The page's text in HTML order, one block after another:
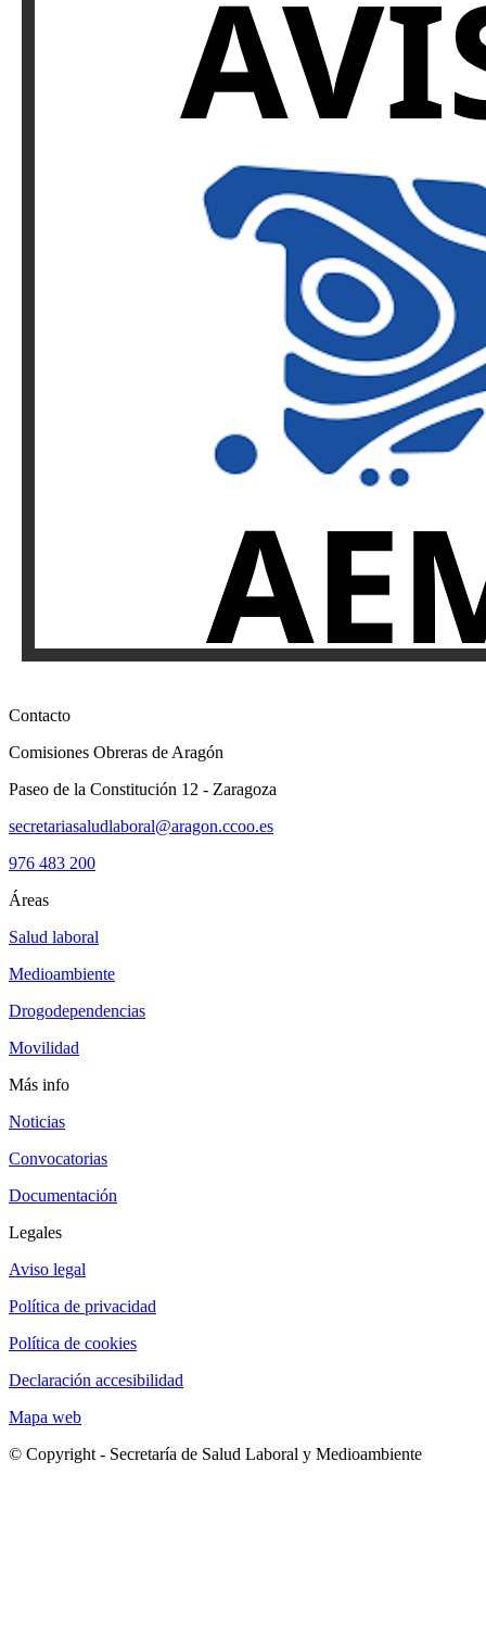
Contacto
Comisiones Obreras de Aragón
Paseo de la Constitución 12 - Zaragoza
secretariasaludlaboral@aragon.ccoo.es
976 483 200
Áreas
Salud laboral
Medioambiente
Drogodependencias
Movilidad
Más info
Noticias
Convocatorias
Documentación
Legales
Aviso legal
Política de privacidad
Política de cookies
Declaración accesibilidad
Mapa web
© Copyright - Secretaría de Salud Laboral y Medioambiente